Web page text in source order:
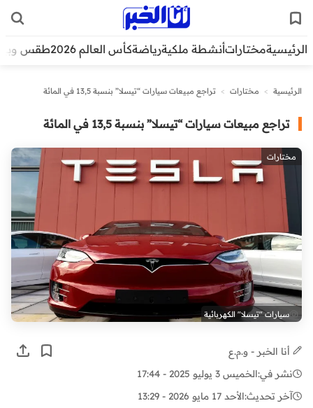
الرئيسيةمختاراتأنشطة ملكيةرياضةكأس العالم 2026 طقس
الرئيسية > مختارات > تراجع مبيعات سيارات “تيسلا” بنسبة 13,5 في المائة
تراجع مبيعات سيارات “تيسلا” بنسبة 13,5 في المائة
مختارات
سيارات "تيسلا" الكهربائية
أنا الخبر - و.م.ع
نشر في:الخميس 3 يوليو 2025 - 17:44
آخر تحديث:الأحد 17 مايو 2026 - 13:29